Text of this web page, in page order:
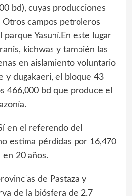
bd), cuyas producciones
Otros campos petroleros
parque Yasuní.En este lugar
kichwas y también las
en aislamiento voluntario
y dugakaeri, el bloque 43
466,000 bd que produce el
en el referendo del
estima pérdidas por 16,470
en 20 años.
de Pastaza y
de la biósfera de 2.7